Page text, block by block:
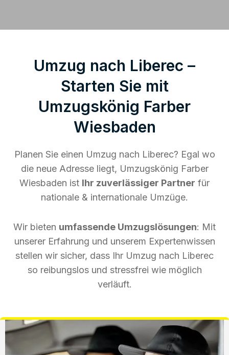
Umzug nach Liberec –
Starten Sie mit
Umzugskönig Farber
Wiesbaden
Planen Sie einen Umzug nach Liberec? Egal wo
die neue Adresse liegt, Umzugskönig Farber
Wiesbaden ist Ihr zuverlässiger Partner für
nationale & internationale Umzüge.
Wir bieten umfassende Umzugslösungen: Mit
unserer Erfahrung und unserem Expertenwissen
stellen wir sicher, dass Ihr Umzug nach Liberec
so reibungslos und stressfrei wie möglich
verläuft.